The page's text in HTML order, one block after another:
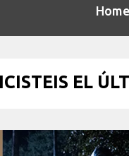
Home
EL